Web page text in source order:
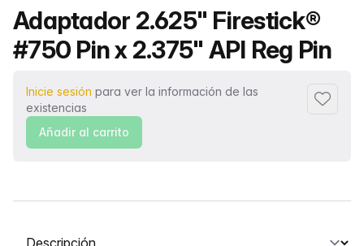
Nombre del producto
Adaptador 2.625" Firestick®
#750 Pin x 2.375" API Reg Pin
Inicie sesión para ver la información de las
existencias
Añadir
Añadir al carrito
Seleccione una pestaña